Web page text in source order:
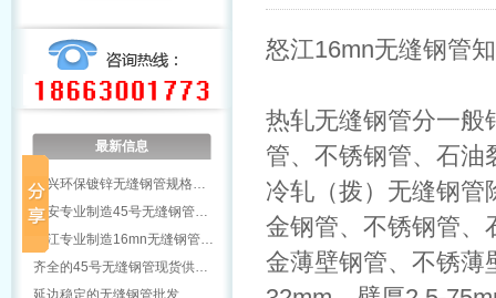
最新信息
绍兴环保镀锌无缝钢管规格…
雅安专业制造45号无缝钢管…
怒江专业制造16mn无缝钢管…
齐全的45号无缝钢管现货供…
延边稳定的无缝钢管批发
怒江16mn无缝钢管
热轧无缝钢管分一般
管、不锈钢管、石油
冷轧（拨）无缝钢管
金钢管、不锈钢管、
金薄壁钢管、不锈薄